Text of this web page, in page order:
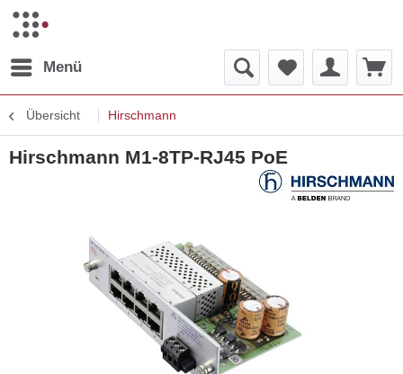
Menü
Übersicht Hirschmann
Hirschmann M1-8TP-RJ45 PoE